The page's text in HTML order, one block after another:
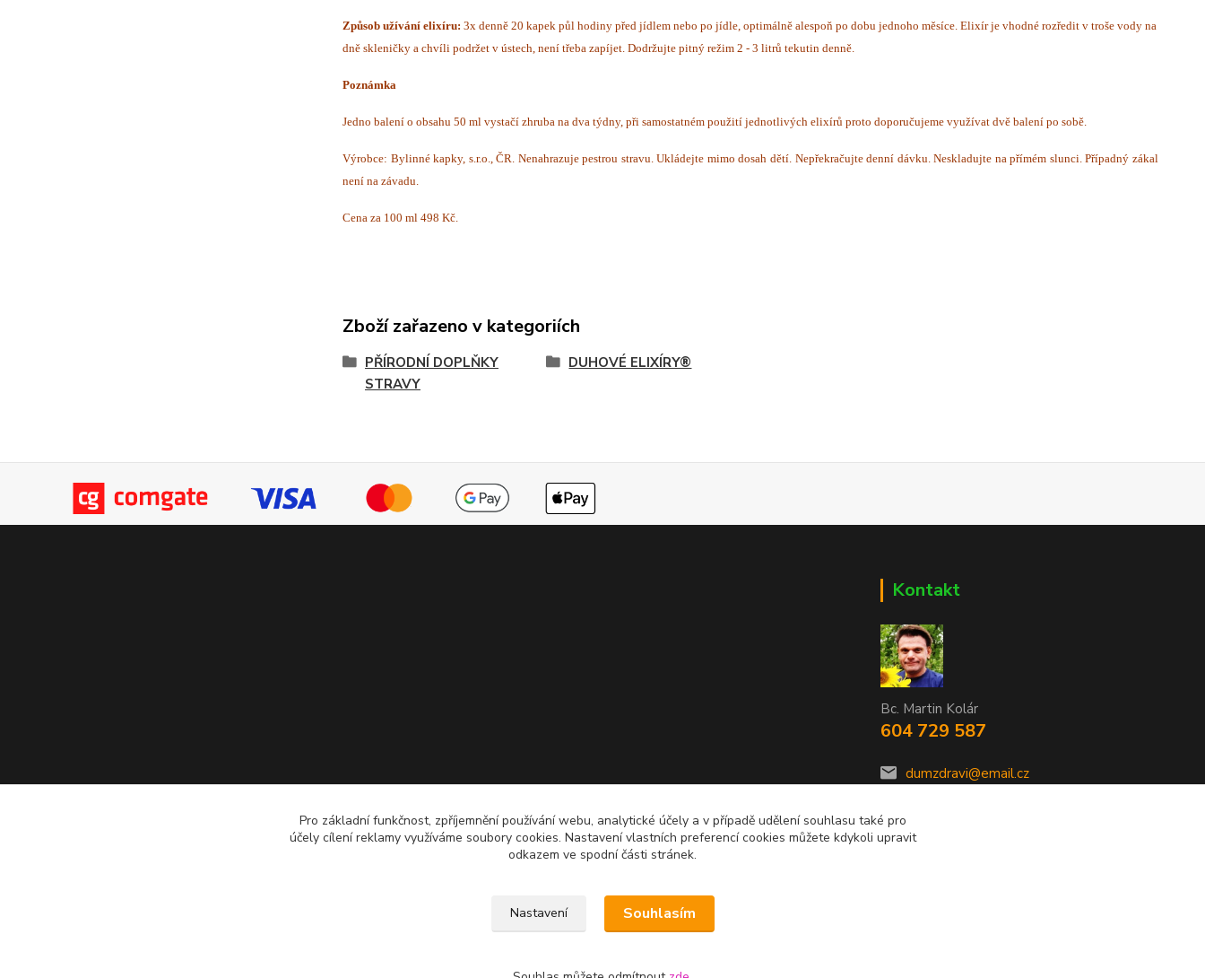
Způsob užívání elixíru: 3x denně 20 kapek půl hodiny před jídlem nebo po jídle, optimálně alespoň po dobu jednoho měsíce. Elixír je vhodné rozředit v troše vody na
dně skleničky a chvíli podržet v ústech, není třeba zapíjet. Dodržujte pitný režim 2 - 3 litrů tekutin denně.
Poznámka
Jedno balení o obsahu 50 ml vystačí zhruba na dva týdny, při samostatném použití jednotlivých elixírů proto doporučujeme využívat dvě balení po sobě.
Výrobce: Bylinné kapky, s.r.o., ČR. Nenahrazuje pestrou stravu. Ukládejte mimo dosah dětí. Nepřekračujte denní dávku. Neskladujte na přímém slunci. Případný zákal
není na závadu.
Cena za 100 ml 498 Kč.
Zboží zařazeno v kategoriích
PŘÍRODNÍ DOPLŇKY
STRAVY
DUHOVÉ ELIXÍRY®
Kontakt
Bc. Martin Kolár
604 729 587
dumzdravi@email.cz
Pro základní funkčnost, zpříjemnění používání webu, analytické účely a v případě udělení souhlasu také pro
účely cílení reklamy využíváme soubory cookies. Nastavení vlastních preferencí cookies můžete kdykoli upravit
odkazem ve spodní části stránek.
Nastavení Souhlasím